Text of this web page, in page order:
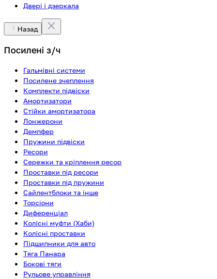
Двері і дзеркала
Назад
Посилені з/ч
Гальмівні системи
Посилене зчеплення
Комплекти підвіски
Амортизатори
Стійки амортизатора
Лонжерони
Демпфер
Пружини підвіски
Ресори
Сережки та кріплення ресор
Проставки під ресори
Проставки під пружини
Сайлентблоки та інше
Торсіони
Диференціал
Колісні муфти (Хаби)
Колісні проставки
Підшипники для авто
Тяга Панара
Бокові тяги
Рульове управління